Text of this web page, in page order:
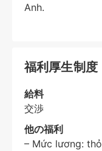
Anh.
福利厚生制度
給料
交渉
他の福利
– Mức lương: